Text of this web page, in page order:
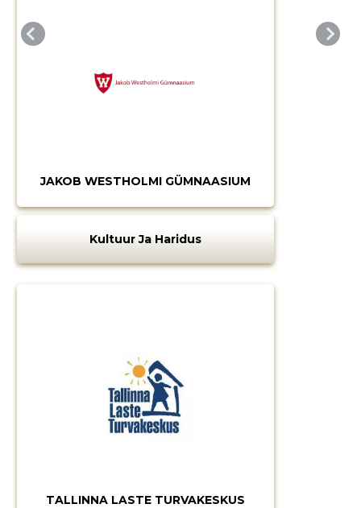
JAKOB WESTHOLMI GÜMNAASIUM
Kultuur Ja Haridus
TALLINNA LASTE TURVAKESKUS